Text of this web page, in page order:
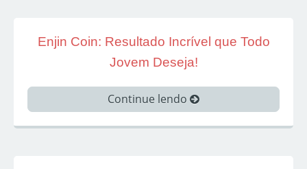
Enjin Coin: Resultado Incrível que Todo
Jovem Deseja!
Continue lendo